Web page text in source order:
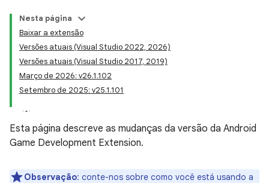
Nesta página
Baixar a extensão
Versões atuais (Visual Studio 2022, 2026)
Versões atuais (Visual Studio 2017, 2019)
Março de 2026: v26.1.102
Setembro de 2025: v25.1.101
Esta página descreve as mudanças da versão da Android
Game Development Extension.
Observação: conte-nos sobre como você está usando a